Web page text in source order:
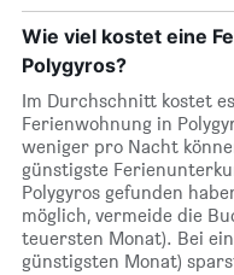
Wie viel kostet eine
Polygyros?
Im Durchschnitt kostet
Ferienwohnung in
weniger pro Nacht
günstigste
Polygyros gefunden
möglich, vermeide die
teuersten Monat). Bei
günstigsten Monat)